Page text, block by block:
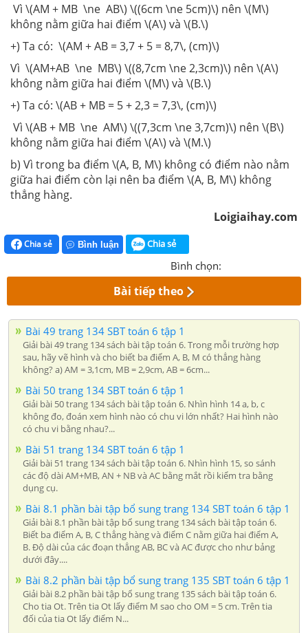
Vì \(AM + MB \ne AB\) \((6cm \ne 5cm)\) nên \(M\)
không nằm giữa hai điểm \(A\) và \(B.\)
+) Ta có: \(AM + AB = 3,7 + 5 = 8,7\, (cm)\)
Vì \(AM+AB \ne MB\) \((8,7cm \ne 2,3cm)\) nên \(A\)
không nằm giữa hai điểm \(M\) và \(B.\)
+) Ta có: \(AB + MB = 5 + 2,3 = 7,3\, (cm)\)
Vì \(AB + MB \ne AM\) \((7,3cm \ne 3,7cm)\) nên \(B\)
không nằm giữa hai điểm \(A\) và \(M.\)
b) Vì trong ba điểm \(A, B, M\) không có điểm nào nằm
giữa hai điểm còn lại nên ba điểm \(A, B, M\) không
thẳng hàng.
Loigiaihay.com
Chia sẻ Bình luận Chia sẻ
Bình chọn:
Bài tiếp theo
Bài 49 trang 134 SBT toán 6 tập 1
Giải bài 49 trang 134 sách bài tập toán 6. Trong mỗi trường hợp
sau, hãy vẽ hình và cho biết ba điểm A, B, M có thẳng hàng
không? a) AM = 3,1cm, MB = 2,9cm, AB = 6cm...
Bài 50 trang 134 SBT toán 6 tập 1
Giải bài 50 trang 134 sách bài tập toán 6. Nhìn hình 14 a, b, c
không đo, đoán xem hình nào có chu vi lớn nhất? Hai hình nào
có chu vi bằng nhau?...
Bài 51 trang 134 SBT toán 6 tập 1
Giải bài 51 trang 134 sách bài tập toán 6. Nhìn hình 15, so sánh
các độ dài AM+MB, AN + NB và AC bằng mắt rồi kiểm tra bằng
dụng cụ.
Bài 8.1 phần bài tập bổ sung trang 134 SBT toán 6 tập 1
Giải bài 8.1 phần bài tập bổ sung trang 134 sách bài tập toán 6.
Biết ba điểm A, B, C thẳng hàng và điểm C nằm giữa hai điểm A,
B. Độ dài của các đoạn thẳng AB, BC và AC được cho như bảng
dưới đây....
Bài 8.2 phần bài tập bổ sung trang 135 SBT toán 6 tập 1
Giải bài 8.2 phần bài tập bổ sung trang 135 sách bài tập toán 6.
Cho tia Ot. Trên tia Ot lấy điểm M sao cho OM = 5 cm. Trên tia
đối của tia Ot lấy điểm N...